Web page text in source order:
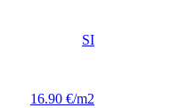
SI
16.90 €/m2